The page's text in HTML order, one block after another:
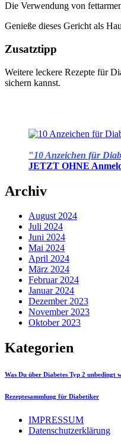
Die Verwendung von
Genieße dieses Gericht als
Zusatztipp
Weitere leckere Rezepte für
sichern kannst.
" 10 Anzeichen für
JETZT OHNE
Archiv
August 2024
Juli 2024
Juni 2024
Mai 2024
April 2024
März 2024
Februar 2024
Januar 2024
Dezember 2023
November 2023
Oktober 2023
Kategorien
Was Du über Diabetes Typ 2 unbedingt
Rezeptesammlung für Diabetiker
IMPRESSUM
Datenschutzerklärung